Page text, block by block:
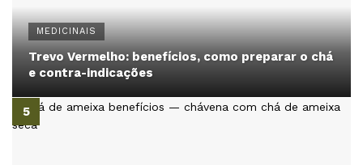
MEDICINAIS
Trevo Vermelho: benefícios, como preparar o chá
e contra-indicações